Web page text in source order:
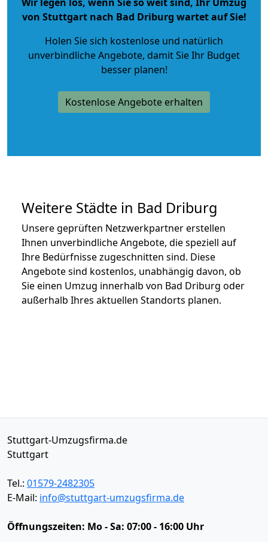
von Stuttgart nach Bad Driburg wartet auf Sie!
Holen Sie sich kostenlose und natürlich
unverbindliche Angebote, damit Sie Ihr Budget
besser planen!
Kostenlose Angebote erhalten
Weitere Städte in Bad Driburg
Unsere geprüften Netzwerkpartner erstellen
Ihnen unverbindliche Angebote, die speziell auf
Ihre Bedürfnisse zugeschnitten sind. Diese
Angebote sind kostenlos, unabhängig davon, ob
Sie einen Umzug innerhalb von Bad Driburg oder
außerhalb Ihres aktuellen Standorts planen.
Stuttgart-Umzugsfirma.de
Stuttgart
Tel.: 01579-2482305
E-Mail: info@stuttgart-umzugsfirma.de
Öffnungszeiten: Mo - Sa: 07:00 - 16:00 Uhr